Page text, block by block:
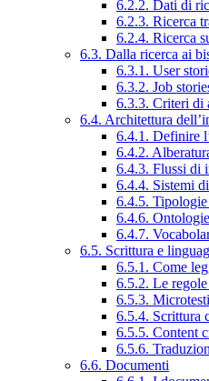
6.2.2. Dati di
6.2.3. Ricerca
6.2.4. Ricerca
6.3. Dalla ricerca ai
6.3.1. User
6.3.2. Job
6.3.3. Criteri di
6.4. Architettura
6.4.1. Definire
6.4.2.
6.4.3. Flussi di
6.4.4. Sistemi
6.4.5.
6.4.6.
6.4.7.
6.5. Scrittura e
6.5.1. Come
6.5.2. Le
6.5.3. Microtesti
6.5.4. Scrittura
6.5.5. Content
6.5.6.
6.6. Documenti